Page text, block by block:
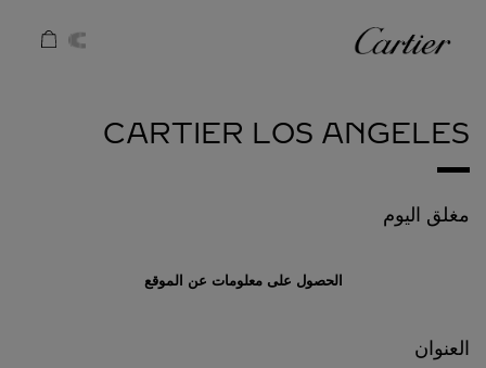
كارتييه
CARTIER LOS ANGELES
مغلق اليوم
الحصول على معلومات عن الموقع
العنوان